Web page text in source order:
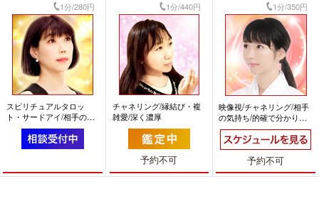
1分/280円
スピリチュアルタロッ
ト・サードアイ/相手の気
持ち・関係性の修復/とて
も話しやすい
1分/440円
チャネリング/縁結び・複
雑愛/深く濃厚
予約不可
1分/350円
映像視/チャネリング/相手
の気持ち/的確で分かりや
すい
予約不可